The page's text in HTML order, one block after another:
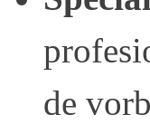
de